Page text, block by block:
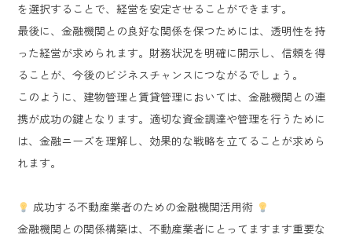
を選択することで、経営を安定させることができます。
最後に、金融機関との良好な関係を保つためには、透明性を持
った経営が求められます。財務状況を明確に開示し、信頼を得
ることが、今後のビジネスチャンスにつながるでしょう。
このように、建物管理と賃貸管理においては、金融機関との連
携が成功の鍵となります。適切な資金調達や管理を行うために
は、金融ニーズを理解し、効果的な戦略を立てることが求めら
れます。
成功する不動産業者のための金融機関活用術
金融機関との関係構築は、不動産業者にとってますます重要な